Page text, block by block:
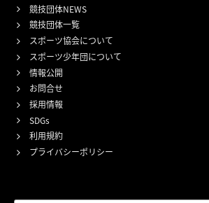
競技団体NEWS
競技団体一覧
スポーツ協会について
スポーツ少年団について
情報公開
お問合せ
採用情報
SDGs
利用規約
プライバシーポリシー